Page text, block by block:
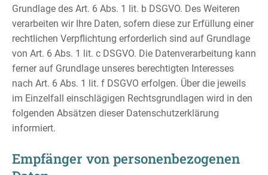
Grundlage des Art. 6 Abs. 1 lit. b DSGVO. Des Weiteren
verarbeiten wir Ihre Daten, sofern diese zur Erfüllung einer
rechtlichen Verpflichtung erforderlich sind auf Grundlage
von Art. 6 Abs. 1 lit. c DSGVO. Die Datenverarbeitung kann
ferner auf Grundlage unseres berechtigten Interesses
nach Art. 6 Abs. 1 lit. f DSGVO erfolgen. Über die jeweils
im Einzelfall einschlägigen Rechtsgrundlagen wird in den
folgenden Absätzen dieser Datenschutzerklärung
informiert.
Empfänger von personenbezogenen